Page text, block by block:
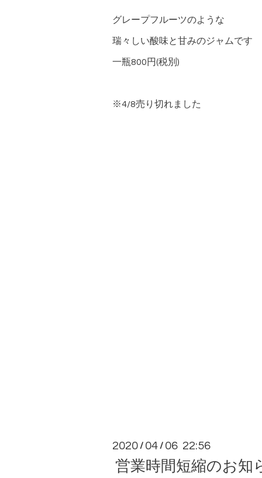
グレープフルーツのような
瑞々しい酸味と甘みのジャムです
一瓶800円(税別)
※4/8売り切れました
2020 / 04 / 06 22:56
営業時間短縮のお知